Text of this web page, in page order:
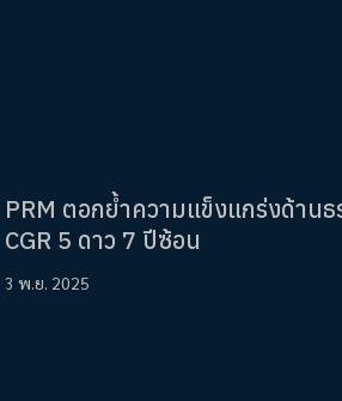
PRM ตอกย้ำความแข็งแกร่งด้าน
CGR 5 ดาว 7 ปีซ้อน
3 พ.ย. 2025